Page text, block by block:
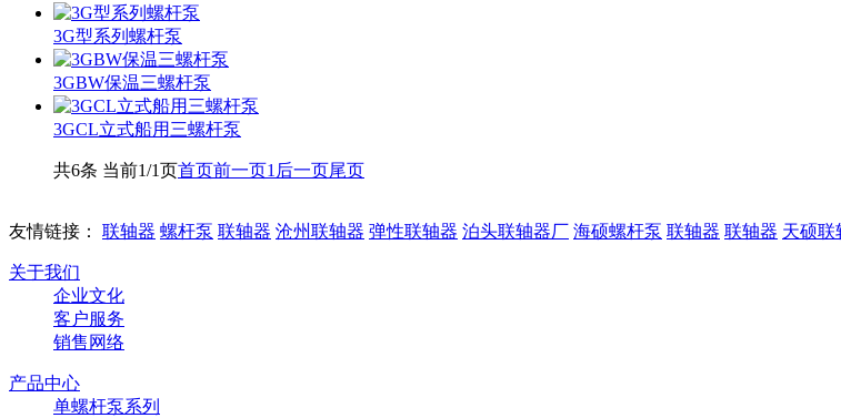
3G型系列螺杆泵
3GBW保温三螺杆泵
3GCL立式船用三螺杆泵
共6条 当前1/1页首页前一页1 后一页尾页
友情链接： 联轴器 螺杆泵 联轴器 沧州联轴器 弹性联轴器 泊头联轴器厂 海硕螺杆泵 联轴器 联轴器 天硕联
关于我们
企业文化
客户服务
销售网络
产品中心
单螺杆泵系列